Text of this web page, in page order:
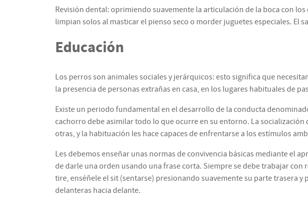
Revisión dental: oprimiendo suavemente la articulación de la boca con
limpian solos al masticar el pienso seco o morder juguetes especiales. El
Educación
Los perros son animales sociales y jerárquicos: esto significa que
la presencia de personas extrañas en casa, en los lugares habituales de
Existe un periodo fundamental en el desarrollo de la conducta
cachorro debe asimilar todo lo que ocurre en su entorno. La
otras, y la habituación les hace capaces de enfrentarse a los estímulos
Les debemos enseñar unas normas de convivencia básicas mediante el
de darle una orden usando una frase corta. Siempre se debe trabajar
tire, enséñele el sit (sentarse) presionando suavemente su parte trasera
delanteras hacia delante.